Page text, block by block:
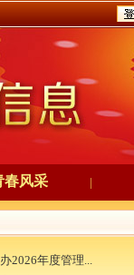
春风采 |
2026年度管理...